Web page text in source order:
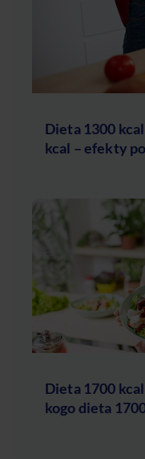
Dieta 1300
kcal – efekty
Dieta 1700
kogo dieta